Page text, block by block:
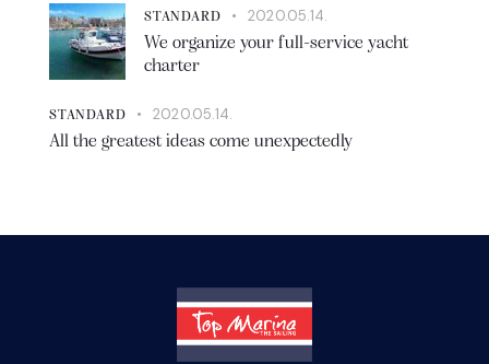
STANDARD
2020.05.14.
We organize your full-service yacht
charter
STANDARD
2020.05.14.
All the greatest ideas come unexpectedly